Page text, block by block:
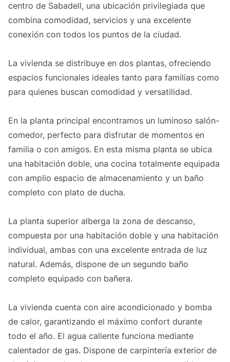
centro de Sabadell, una ubicación privilegiada que
combina comodidad, servicios y una excelente
conexión con todos los puntos de la ciudad.
La vivienda se distribuye en dos plantas, ofreciendo
espacios funcionales ideales tanto para familias como
para quienes buscan comodidad y versatilidad.
En la planta principal encontramos un luminoso salón-
comedor, perfecto para disfrutar de momentos en
familia o con amigos. En esta misma planta se ubica
una habitación doble, una cocina totalmente equipada
con amplio espacio de almacenamiento y un baño
completo con plato de ducha.
La planta superior alberga la zona de descanso,
compuesta por una habitación doble y una habitación
individual, ambas con una excelente entrada de luz
natural. Además, dispone de un segundo baño
completo equipado con bañera.
La vivienda cuenta con aire acondicionado y bomba
de calor, garantizando el máximo confort durante
todo el año. El agua caliente funciona mediante
calentador de gas. Dispone de carpintería exterior de